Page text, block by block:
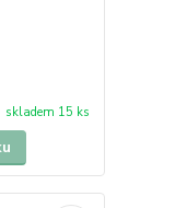
skladem 15 ks